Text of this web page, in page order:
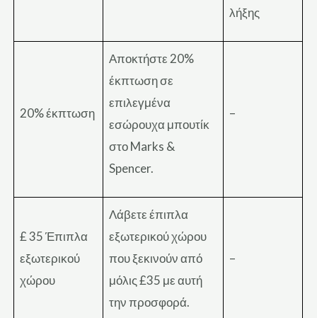
λήξης
20% έκπτωση
Αποκτήστε 20%
έκπτωση σε
επιλεγμένα
εσώρουχα μπουτίκ
στο Marks &
Spencer.
–
£ 35 Έπιπλα
εξωτερικού
χώρου
Λάβετε έπιπλα
εξωτερικού χώρου
που ξεκινούν από
μόλις £35 με αυτή
την προσφορά.
–